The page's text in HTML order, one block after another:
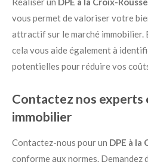
vous permet de valoriser votre
attractif sur le marché immobilier.
cela vous aide également à
potentielles pour réduire vos
Contactez nos experts
immobilier
Contactez-nous pour un DPE à la
conforme aux normes. Demandez